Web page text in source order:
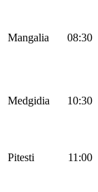
Mangalia 08:30
Medgidia 10:30
Pitesti 11:00